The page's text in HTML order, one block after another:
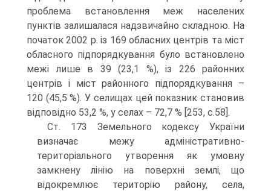
проблема встановлення меж населених
пунктів залишалася надзвичайно складною. На
початок 2002 р. із 169 обласних центрів та міст
обласного підпорядкування було встановлено
межі лише в 39 (23,1 %), із 226 районних
центрів і міст районного підпорядкування –
120 (45,5 %). У селищах цей показник становив
відповідно 53,2 %, у селах – 72,7 % [253, с.58].
Ст. 173 Земельного кодексу України
визначає межу адміністративно-
територіального утворення як умовну
замкнену лінію на поверхні землі, що
відокремлює територію району, села,